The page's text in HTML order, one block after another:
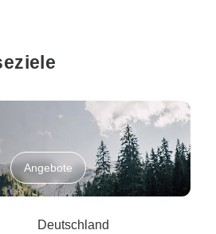
Angebote
Deutschland